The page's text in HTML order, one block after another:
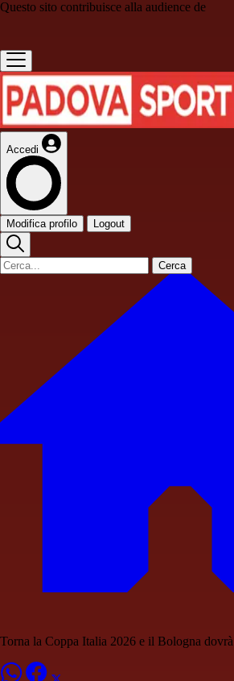
Questo sito contribuisce alla audience de
Accedi
Modifica profilo Logout
Cerca
Torna la Coppa Italia 2026 e il Bologna